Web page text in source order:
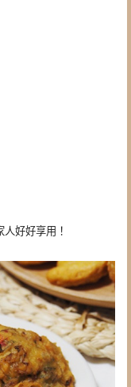
好好享用！